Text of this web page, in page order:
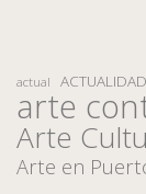
actual
arte
Arte
Arte en